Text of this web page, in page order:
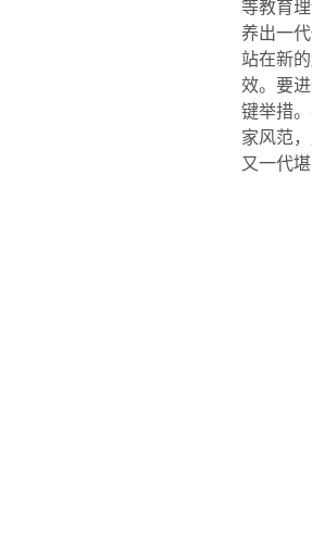
等教育
养出一
站在新
效。要
键举措
家风范
又一代